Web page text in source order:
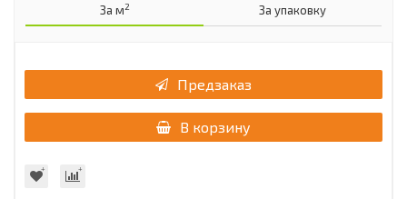
За м2 За упаковку
Предзаказ
В корзину